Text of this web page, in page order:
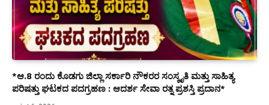
*ಆ.8 ರಂದು ಕೊಡಗು ಜಿಲ್ಲಾ ಸರ್ಕಾರಿ ನೌಕರರ ಸಂಸ್ಕೃತಿ ಮತ್ತು ಸಾಹಿತ್ಯ
ಪರಿಷತ್ತು ಘಟಕದ ಪದಗ್ರಹಣ : ಆದರ್ಶ ಸೇವಾ ರತ್ನ ಪ್ರಶಸ್ತಿ ಪ್ರದಾನ*